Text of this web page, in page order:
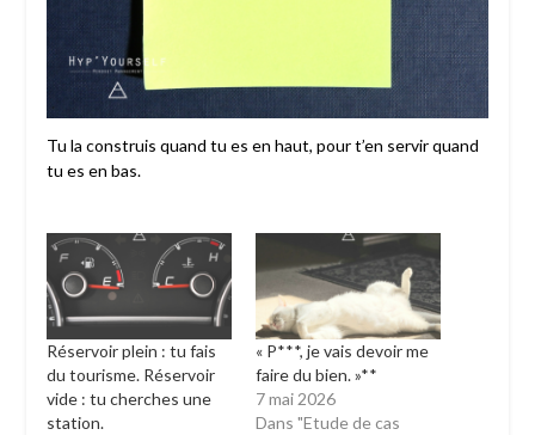
Tu la construis quand tu es en haut, pour t’en servir quand
tu es en bas.
Réservoir plein : tu fais
du tourisme. Réservoir
vide : tu cherches une
station.
« P***, je vais devoir me
faire du bien. »**
7 mai 2026
Dans "Etude de cas